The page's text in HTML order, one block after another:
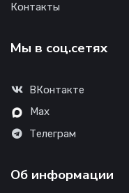
Контакты
Мы в соц.сетях
ВКонтакте
Max
Телеграм
Об информации